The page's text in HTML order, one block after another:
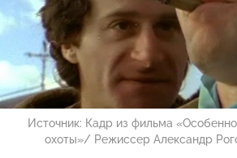
Источник: Кадр из фильма
охоты»/ Режиссер Александр